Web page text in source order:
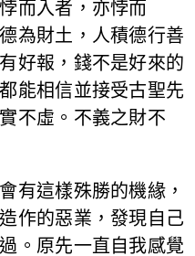
而入者，亦悖而
為財土，人積德行善
好報，錢不是好來的
能相信並接受古聖先
不虛。不義之財不
這樣殊勝的機緣，
作的惡業，發現自己
。原先一直自我感覺